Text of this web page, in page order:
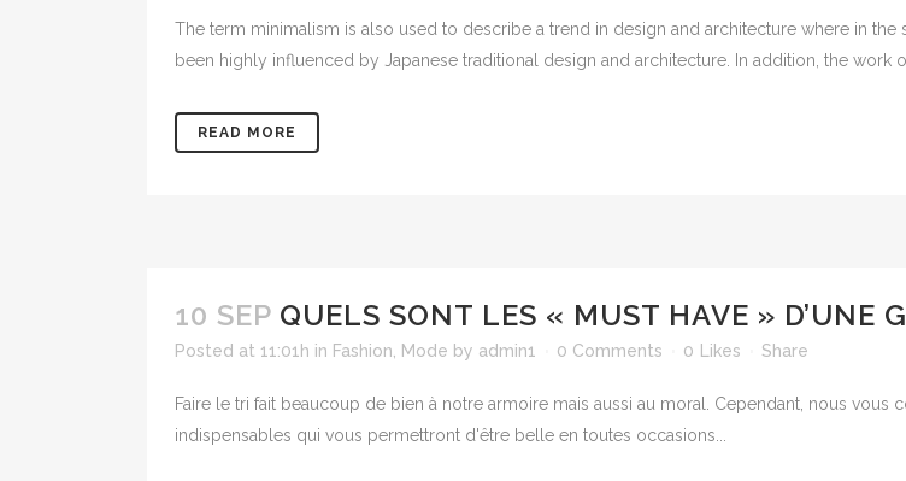
The term minimalism is also used to describe a trend in design and architecture where in
been highly influenced by Japanese traditional design and architecture. In addition, the work of
READ MORE
10 SEP QUELS SONT LES « MUST HAVE » D’UNE
Posted at 11:01h in Fashion Mode by admin1 0 Comments 0 Likes Share
Faire le tri fait beaucoup de bien à notre armoire mais aussi au moral. Cependant, nous
indispensables qui vous permettront d'être belle en toutes occasions...